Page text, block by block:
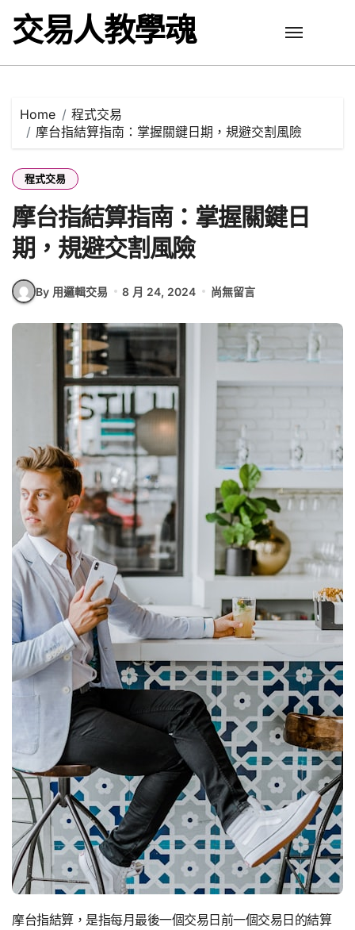
content
交易人教學魂
Home
程式交易
摩台指結算指南：掌握關鍵日期，規避交割風險
程式交易
摩台指結算指南：掌握關鍵日
期，規避交割風險
By 用邏輯交易 8 月 24, 2024 尚無留言
摩台指結算，是指每月最後一個交易日前一個交易日的結算